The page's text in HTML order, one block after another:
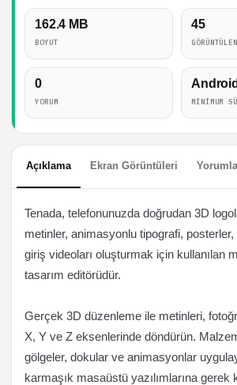
162.4 MB
BOYUT
45
0
YORUM MINIMUM
Açıklama Ekran Görüntüleri
Tenada, telefonunuzda doğrudan 3D
metinler, animasyonlu tipografi,
giriş videoları oluşturmak için kullanılan
tasarım editörüdür.
Gerçek 3D düzenleme ile metinleri,
X, Y ve Z eksenlerinde döndürün.
gölgeler, dokular ve animasyonlar
karmaşık masaüstü yazılımlarına gerek